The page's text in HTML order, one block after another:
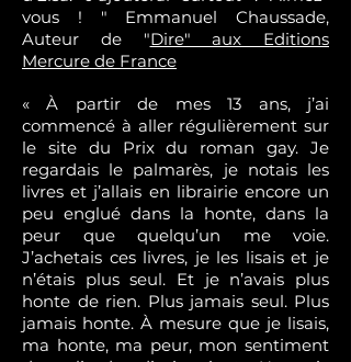
vous ! " Emmanuel Chaussade,
Auteur de "Dire" aux Editions
Mercure de France
« À partir de mes 13 ans, j’ai
commencé à aller régulièrement sur
le site du Prix du roman gay. Je
regardais le palmarès, je notais les
livres et j’allais en librairie encore un
peu englué dans la honte, dans la
peur que quelqu’un me voie.
J’achetais ces livres, je les lisais et je
n’étais plus seul. Et je n’avais plus
honte de rien. Plus jamais seul. Plus
jamais honte. À mesure que je lisais,
ma honte, ma peur, mon sentiment